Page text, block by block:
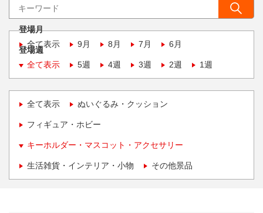
登場月
全て表示
9月 8月 7月 6月
登場週
全て表示
5週 4週 3週 2週 1週
全て表示 ぬいぐるみ・クッション
フィギュア・ホビー
キーホルダー・マスコット・アクセサリー
生活雑貨・インテリア・小物 その他景品